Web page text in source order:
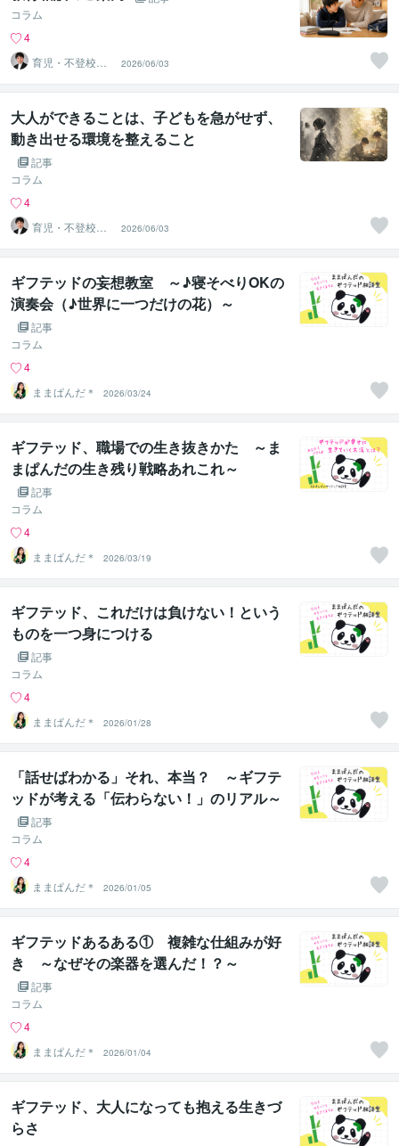
コラム
4
育児・不登校・
海外子女相談専
門 奥村直之
2026/06/03
大人ができることは、子どもを急がせず、
動き出せる環境を整えること
記事
コラム
4
育児・不登校・
海外子女相談専
門 奥村直之
2026/06/03
ギフテッドの妄想教室 ～♪寝そべりOKの
演奏会（♪世界に一つだけの花）～
記事
コラム
4
ままぱんだ＊
2026/03/24
ギフテッド、職場での生き抜きかた ～ま
まぱんだの生き残り戦略あれこれ～
記事
コラム
4
ままぱんだ＊
2026/03/19
ギフテッド、これだけは負けない！という
ものを一つ身につける
記事
コラム
4
ままぱんだ＊
2026/01/28
「話せばわかる」それ、本当？ ～ギフテ
ッドが考える「伝わらない！」のリアル～
記事
コラム
4
ままぱんだ＊
2026/01/05
ギフテッドあるある① 複雑な仕組みが好
き ～なぜその楽器を選んだ！？～
記事
コラム
4
ままぱんだ＊
2026/01/04
ギフテッド、大人になっても抱える生きづ
らさ